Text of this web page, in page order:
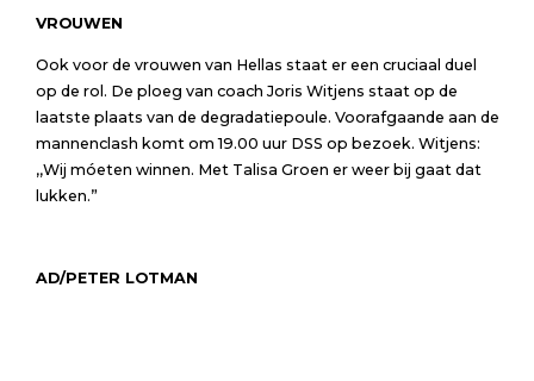
VROUWEN
Ook voor de vrouwen van Hellas staat er een cruciaal duel
op de rol. De ploeg van coach Joris Witjens staat op de
laatste plaats van de degradatiepoule. Voorafgaande aan de
mannenclash komt om 19.00 uur DSS op bezoek. Witjens:
,,Wij móeten winnen. Met Talisa Groen er weer bij gaat dat
lukken.”
AD/PETER LOTMAN